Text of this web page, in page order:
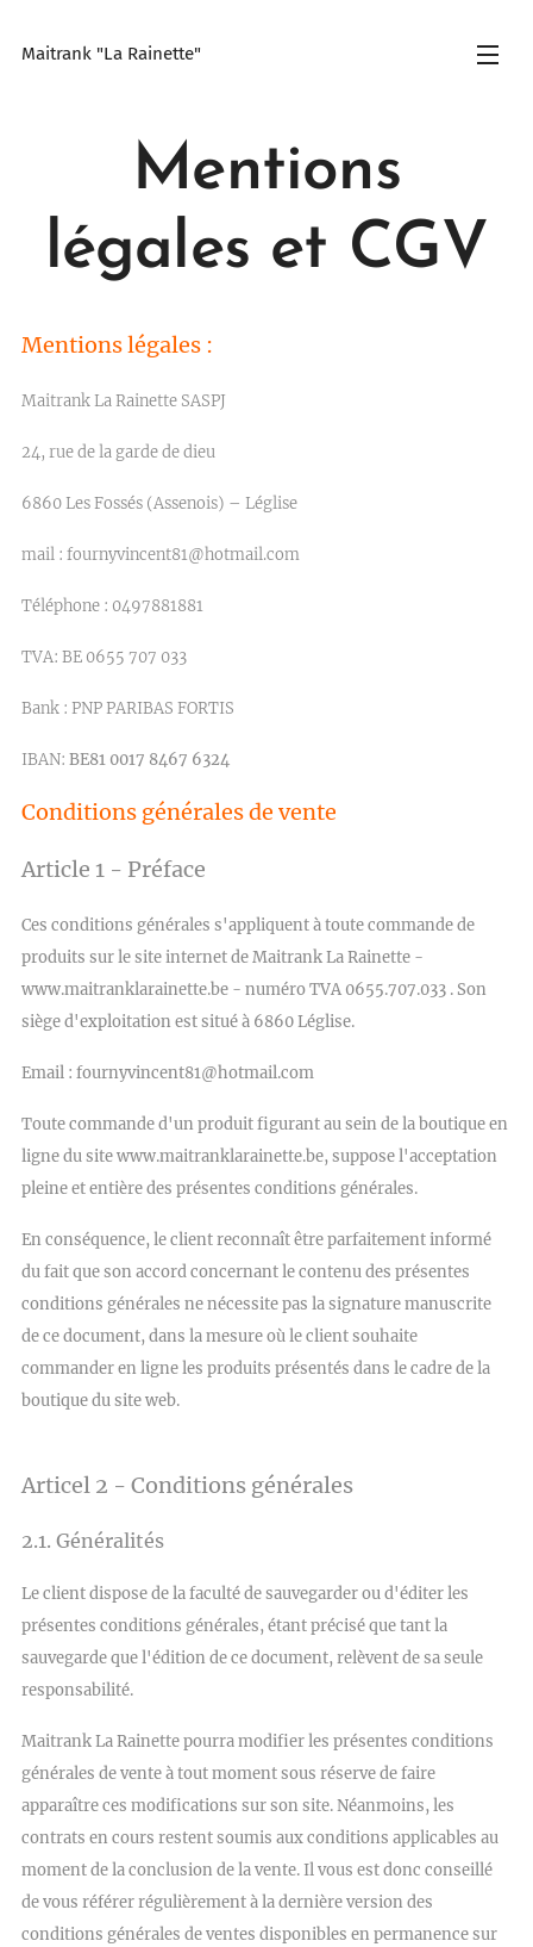
Maitrank "La Rainette"
Mentions
légales et CGV
Mentions légales :
Maitrank La Rainette SASPJ
24, rue de la garde de dieu
6860 Les Fossés (Assenois) – Léglise
mail : fournyvincent81@hotmail.com
Téléphone : 0497881881
TVA: BE 0655 707 033
Bank : PNP PARIBAS FORTIS
IBAN: BE81 0017 8467 6324
Conditions générales de vente
Article 1 - Préface
Ces conditions générales s'appliquent à toute commande de
produits sur le site internet de Maitrank La Rainette -
www.maitranklarainette.be - numéro TVA 0655.707.033 . Son
siège d'exploitation est situé à 6860 Léglise.
Email : fournyvincent81@hotmail.com
Toute commande d'un produit figurant au sein de la boutique en
ligne du site www.maitranklarainette.be, suppose l'acceptation
pleine et entière des présentes conditions générales.
En conséquence, le client reconnaît être parfaitement informé
du fait que son accord concernant le contenu des présentes
conditions générales ne nécessite pas la signature manuscrite
de ce document, dans la mesure où le client souhaite
commander en ligne les produits présentés dans le cadre de la
boutique du site web.
Articel 2 - Conditions générales
2.1. Généralités
Le client dispose de la faculté de sauvegarder ou d'éditer les
présentes conditions générales, étant précisé que tant la
sauvegarde que l'édition de ce document, relèvent de sa seule
responsabilité.
Maitrank La Rainette pourra modifier les présentes conditions
générales de vente à tout moment sous réserve de faire
apparaître ces modifications sur son site. Néanmoins, les
contrats en cours restent soumis aux conditions applicables au
moment de la conclusion de la vente. Il vous est donc conseillé
de vous référer régulièrement à la dernière version des
conditions générales de ventes disponibles en permanence sur